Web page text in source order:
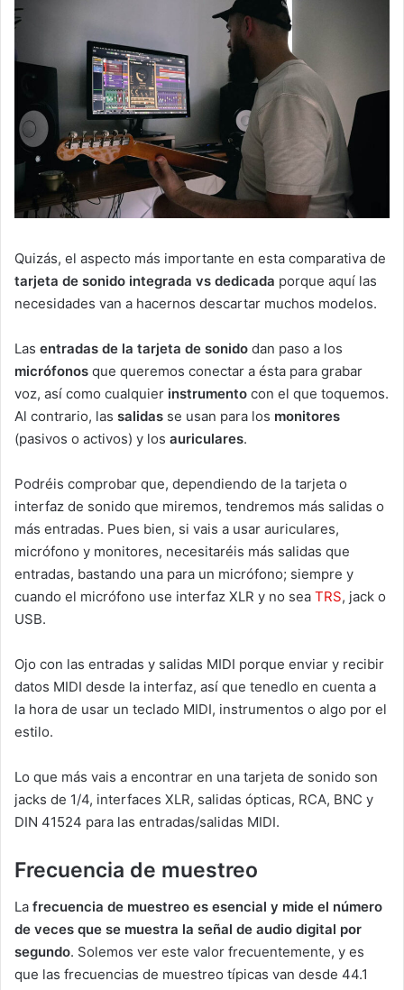
Quizás, el aspecto más importante en esta comparativa de
tarjeta de sonido integrada vs dedicada porque aquí las
necesidades van a hacernos descartar muchos modelos.
Las entradas de la tarjeta de sonido dan paso a los
micrófonos que queremos conectar a ésta para grabar
voz, así como cualquier instrumento con el que toquemos.
Al contrario, las salidas se usan para los monitores
(pasivos o activos) y los auriculares.
Podréis comprobar que, dependiendo de la tarjeta o
interfaz de sonido que miremos, tendremos más salidas o
más entradas. Pues bien, si vais a usar auriculares,
micrófono y monitores, necesitaréis más salidas que
entradas, bastando una para un micrófono; siempre y
cuando el micrófono use interfaz XLR y no sea TRS, jack o
USB.
Ojo con las entradas y salidas MIDI porque enviar y recibir
datos MIDI desde la interfaz, así que tenedlo en cuenta a
la hora de usar un teclado MIDI, instrumentos o algo por el
estilo.
Lo que más vais a encontrar en una tarjeta de sonido son
jacks de 1/4, interfaces XLR, salidas ópticas, RCA, BNC y
DIN 41524 para las entradas/salidas MIDI.
Frecuencia de muestreo
La frecuencia de muestreo es esencial y mide el número
de veces que se muestra la señal de audio digital por
segundo. Solemos ver este valor frecuentemente, y es
que las frecuencias de muestreo típicas van desde 44.1